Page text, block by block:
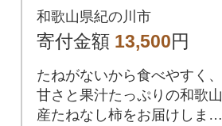
(L・2Lサイズおまか
せ)
和歌山県紀の川市
寄付金額 13,500円
たねがないから食べやすく、
甘さと果汁たっぷりの和歌山
産たねなし柿をお届けしま